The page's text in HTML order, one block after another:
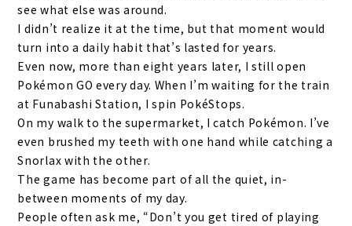
see what else was around.
I didn’t realize it at the time, but that moment would
turn into a daily habit that’s lasted for years.
Even now, more than eight years later, I still open
Pokémon GO every day. When I’m waiting for the train
at Funabashi Station, I spin PokéStops.
On my walk to the supermarket, I catch Pokémon. I’ve
even brushed my teeth with one hand while catching a
Snorlax with the other.
The game has become part of all the quiet, in-
between moments of my day.
People often ask me, “Don’t you get tired of playing